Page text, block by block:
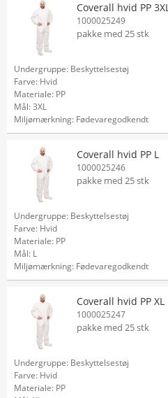
Coverall hvid PP
1000025249
pakke med 25 stk
Undergruppe: Beskyttelsestøj
Farve: Hvid
Materiale: PP
Mål: 3XL
Miljømærkning: Fødevaregodkendt
Coverall hvid PP L
1000025246
pakke med 25 stk
Undergruppe: Beskyttelsestøj
Farve: Hvid
Materiale: PP
Mål: L
Miljømærkning: Fødevaregodkendt
Coverall hvid PP XL
1000025247
pakke med 25 stk
Undergruppe: Beskyttelsestøj
Farve: Hvid
Materiale: PP